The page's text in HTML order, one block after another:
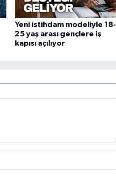
Yeni istihdam modeliyle 18-
25 yaş arası gençlere iş
kapısı açılıyor